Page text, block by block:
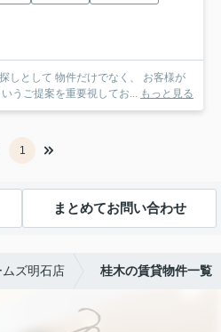
しとして 物件だけでなく、 お客様が
うご提案を重要視してお...
もっと見る
1
まとめてお問い合わせ
ズ明石店 桂木の賃貸物件一覧